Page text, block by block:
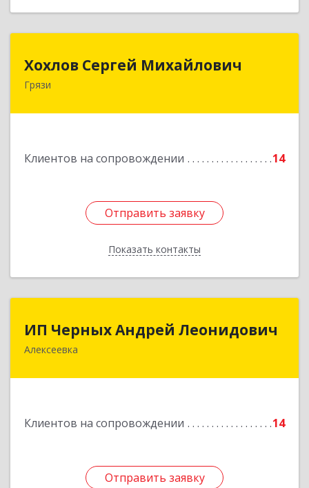
Хохлов Сергей Михайлович
Грязи
Клиентов на сопровождении 14
Отправить заявку
Показать контакты
Хохлов Сергей Михайлович
Отправить заявку
Назад
ИП Черных Андрей Леонидович
Алексеевка
Клиентов на сопровождении 14
Отправить заявку
ИП Черных Андрей Леонидович
309850, Белгородская обл, Алексеевский р-н,
Отправить заявку